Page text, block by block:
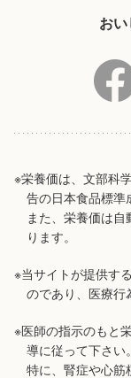
お
※栄養価は、文部科
告の日本食品標準
また、栄養価は
ります。
※当サイトが提供す
のであり、医療行
※医師の指示のもと
導に従って下さい。
特に、腎症や心筋